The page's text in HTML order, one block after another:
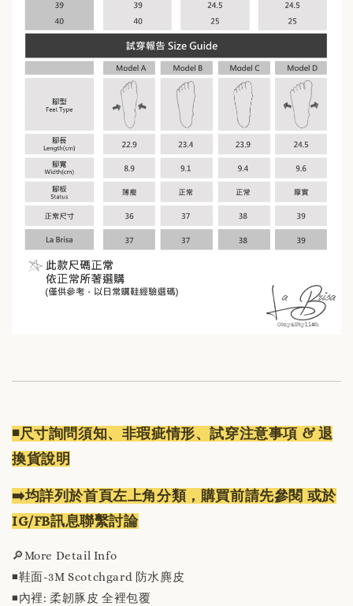
◾️尺寸詢問須知、非瑕疵情形、試穿注意事項 & 退
換貨說明
➡️均詳列於首頁左上角分類，購買前請先參閱 或於
IG/FB訊息聯繫討論
🔎More Detail Info
◾️鞋面-3M Scotchgard 防水麂皮
◾️內裡: 柔韌豚皮 全裡包覆